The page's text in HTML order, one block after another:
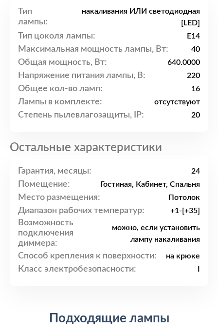
Тип
лампы:
накаливания ИЛИ светодиодная
[LED]
Тип цоколя лампы: E14
Максимальная мощность лампы, Вт: 40
Общая мощность, Вт: 640.0000
Напряжение питания лампы, В: 220
Общее кол-во ламп: 16
Лампы в комплекте: отсутствуют
Степень пылевлагозащиты, IP: 20
Остальные характеристики
Гарантия, месяцы: 24
Помещение: Гостиная, Кабинет, Спальня
Место размещения: Потолок
Диапазон рабочих температур: +1-[+35]
Возможность
подключения
диммера:
можно, если установить
лампу накаливания
Способ крепления к поверхности: на крюке
Класс электробезопасности:
Подходящие лампы